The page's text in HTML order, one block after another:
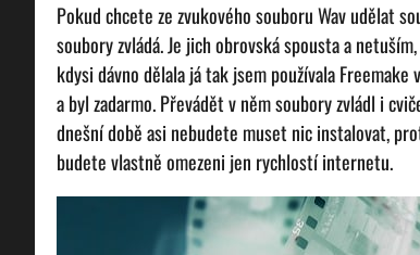
Pokud chcete ze zvukového souboru Wav udělat
soubory zvládá. Je jich obrovská spousta a
kdysi dávno dělala já tak jsem používala
a byl zadarmo. Převádět v něm soubory zvládl i
dnešní době asi nebudete muset nic instalovat,
budete vlastně omezeni jen rychlostí internetu.